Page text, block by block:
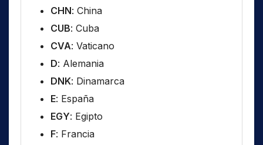
CHN: China
CUB: Cuba
CVA: Vaticano
D: Alemania
DNK: Dinamarca
E: España
EGY: Egipto
F: Francia